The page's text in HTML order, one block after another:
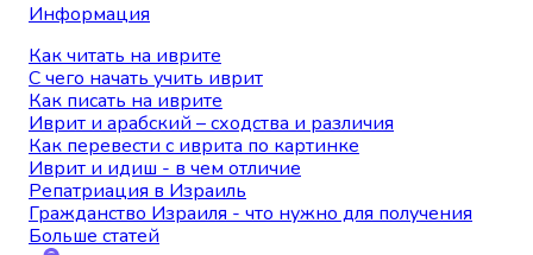
Информация
Как читать на иврите
С чего начать учить иврит
Как писать на иврите
Иврит и арабский – сходства и различия
Как перевести с иврита по картинке
Иврит и идиш - в чем отличие
Репатриация в Израиль
Гражданство Израиля - что нужно для получения
Больше статей